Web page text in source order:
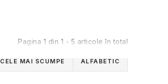
Pagina 1 din 1 - 5 articole în total
CELE MAI SCUMPE ALFABETIC